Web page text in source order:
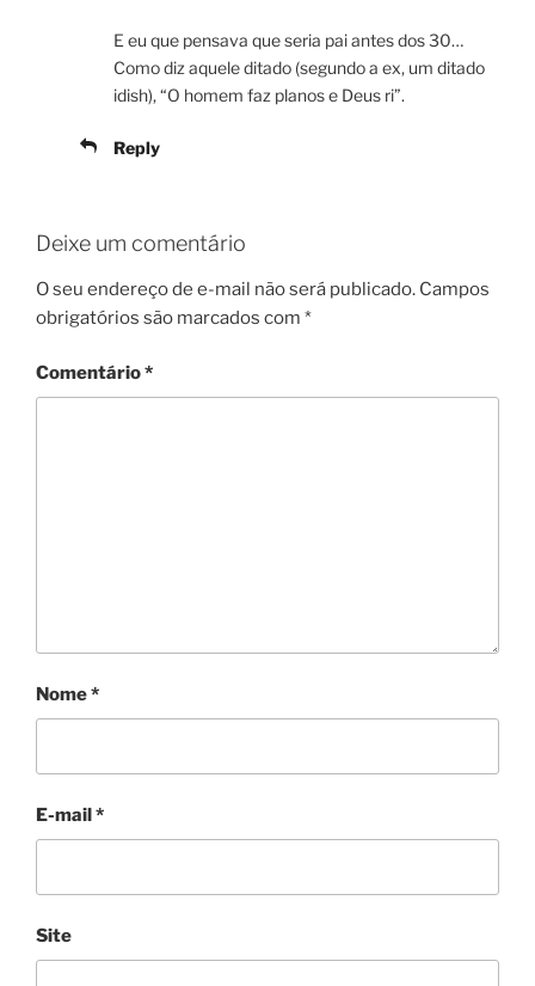
E eu que pensava que seria pai antes dos 30…
Como diz aquele ditado (segundo a ex, um ditado
idish), “O homem faz planos e Deus ri”.
Reply
Deixe um comentário
O seu endereço de e-mail não será publicado. Campos
obrigatórios são marcados com *
Comentário*
Nome*
E-mail*
Site